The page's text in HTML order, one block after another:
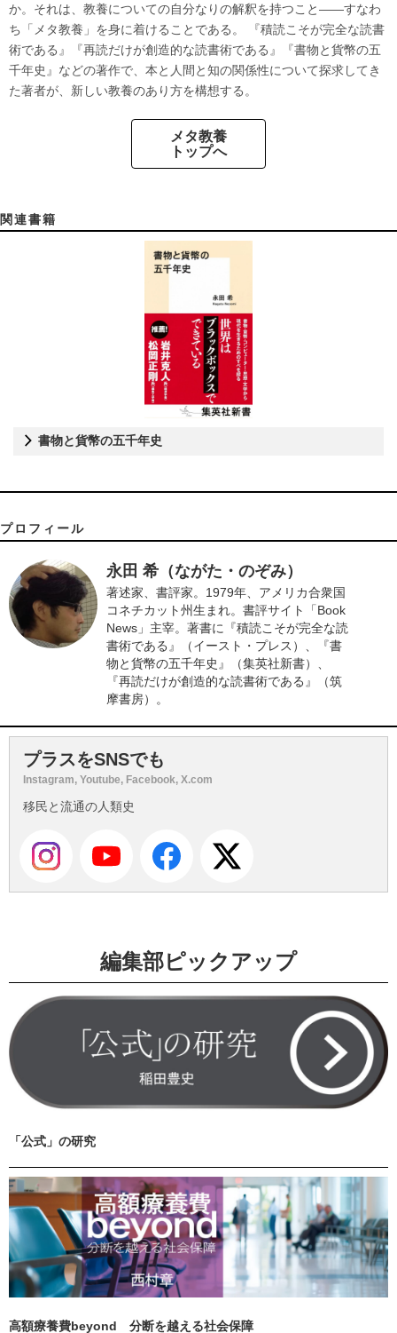
か。それは、教養についての自分なりの解釈を持つこと――すなわ
ち「メタ教養」を身に着けることである。 『積読こそが完全な読書
術である』『再読だけが創造的な読書術である』『書物と貨幣の五
千年史』などの著作で、本と人間と知の関係性について探求してき
た著者が、新しい教養のあり方を構想する。
メタ教養
トップへ
関連書籍
書物と貨幣の五千年史
プロフィール
永田 希（ながた・のぞみ）
著述家、書評家。1979年、アメリカ合衆国
コネチカット州生まれ。書評サイト「Book
News」主宰。著書に『積読こそが完全な読
書術である』（イースト・プレス）、『書
物と貨幣の五千年史』（集英社新書）、
『再読だけが創造的な読書術である』（筑
摩書房）。
プラスをSNSでも
Instagram, Youtube, Facebook, X.com
移民と流通の人類史
編集部ピックアップ
「公式」の研究
高額療養費beyond 分断を越える社会保障